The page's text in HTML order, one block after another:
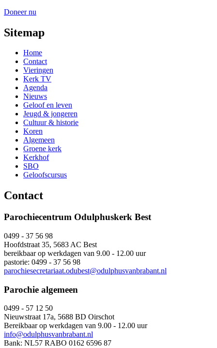
Doneer nu
Sitemap
Home
Contact
Vieringen
Kerk TV
Agenda
Nieuws
Geloof en leven
Jeugd & jongeren
Cultuur & historie
Koren
Algemeen
Groene kerk
Kerkhof
SBO
Geloofscursus
Contact
Parochiecentrum Odulphuskerk Best
0499 - 37 56 98
Hoofdstraat 35, 5683 AC Best
bereikbaar op werkdagen van 9.00 - 12.00 uur
pastorie: 0499 - 37 56 98
parochiesecretariaat.odubest@odulphusvanbrabant.nl
Parochie algemeen
0499 - 57 12 50
Nieuwstraat 17a, 5688 BD Oirschot
Bereikbaar op werkdagen van 9.00 - 12.00 uur
info@odulphusvanbrabant.nl
Bank: NL57 RABO 0162 6596 87